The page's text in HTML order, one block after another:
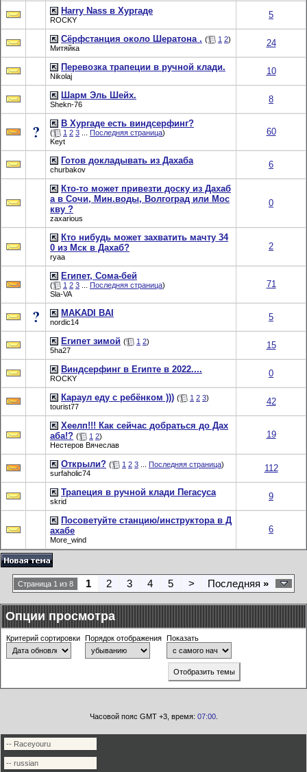
Harry Nass в Хургаде
ROCKY 5
Сёрфстанция около Шератона . ( 1 2)
Митяйка
24
Перевозка трапеции в ручной клади.
Nikolaj 10
Шарм Эль Шейх.
Shekn-76 8
В Хургаде есть виндсерфинг?
( 1 2 3 Последняя страница)
Keyt
60
Готов докладывать из Дахаба
churbakov 6
Кто-то может привезти доску из Дахаб
а в Сочи, Мин.воды, Волгоград или Мос
кву ?
zaxarious
0
Кто нибудь может захватить мачту 34
0 из Мск в Дахаб?
ryaa
2
Египет, Сома-бей
( 1 2 3 Последняя страница)
Sla-VA
71
MAKADI BAI
nordic14 5
Египет зимой ( 1 2)
5ha27
15
Виндсерфинг в Египте в 2022....
ROCKY 0
Караул еду с ребёнком ))) ( 1 2 3)
tourist77
42
Хеелп!!! Как сейчас добраться до Дах
аба!? ( 1 2)
Нестеров Вячеслав
19
Открыли? ( 1 2 3 Последняя страница)
surfaholic74
112
Трапеция в ручной клади Пегасуса
skrid 9
Посоветуйте станцию/инструктора в Д
ахабе
More_wind
6
Страница 1 из 8 1 2 3 4 5 > Последняя »
Опции просмотра
Критерий сортировки Порядок отображения Показать
Часовой пояс GMT +3, время: 07:00.